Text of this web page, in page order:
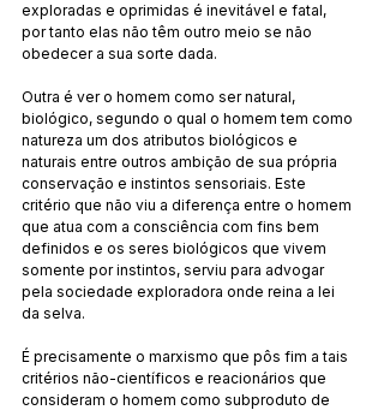
exploradas e oprimidas é inevitável e fatal,
por tanto elas não têm outro meio se não
obedecer a sua sorte dada.
Outra é ver o homem como ser natural,
biológico, segundo o qual o homem tem como
natureza um dos atributos biológicos e
naturais entre outros ambição de sua própria
conservação e instintos sensoriais. Este
critério que não viu a diferença entre o homem
que atua com a consciência com fins bem
definidos e os seres biológicos que vivem
somente por instintos, serviu para advogar
pela sociedade exploradora onde reina a lei
da selva.
É precisamente o marxismo que pôs fim a tais
critérios não-científicos e reacionários que
consideram o homem como subproduto de